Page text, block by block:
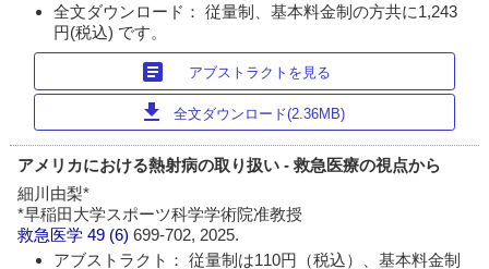
全文ダウンロード： 従量制、基本料金制の方共に1,243
円(税込) です。
article アブストラクトを見る
download 全文ダウンロード(2.36MB)
アメリカにおける熱射病の取り扱い - 救急医療の視点から
細川由梨*
*早稲田大学スポーツ科学学術院准教授
救急医学 49 (6)699-702, 2025.
アブストラクト： 従量制は110円（税込）、基本料金制